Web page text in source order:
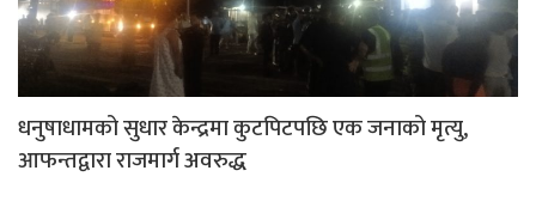
धनुषाधामको सुधार केन्द्रमा कुटपिटपछि एक जनाको मृत्यु,
आफन्तद्वारा राजमार्ग अवरुद्ध